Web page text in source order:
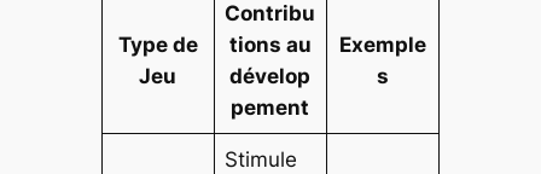
Type de
Jeu
Contribu
tions au
dévelop
pement
Exemple
s
Stimule